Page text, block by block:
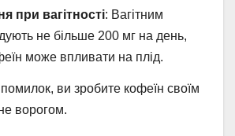
при вагітності: Вагітним
не більше 200 мг на день,
може впливати на плід.
ви зробите кофеїн своїм
ворогом.